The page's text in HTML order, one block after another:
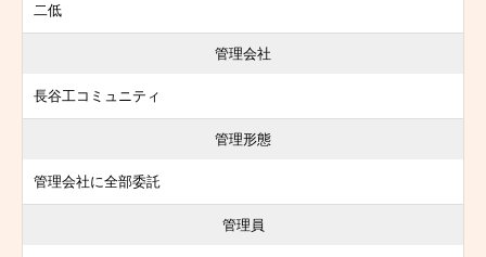
二低
管理会社
長谷工コミュニティ
管理形態
管理会社に全部委託
管理員